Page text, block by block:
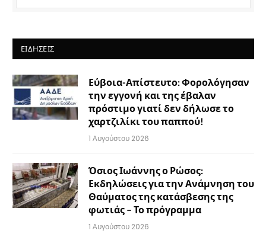
ΕΙΔΉΣΕΙΣ
Εύβοια-Απίστευτο: Φορολόγησαν
την εγγονή και της έβαλαν
πρόστιμο γιατί δεν δήλωσε το
χαρτζιλίκι του παππού!
1 Αυγούστου 2026
Όσιος Ιωάννης ο Ρώσος:
Εκδηλώσεις για την Ανάμνηση του
Θαύματος της κατάσβεσης της
φωτιάς – Το πρόγραμμα
1 Αυγούστου 2026